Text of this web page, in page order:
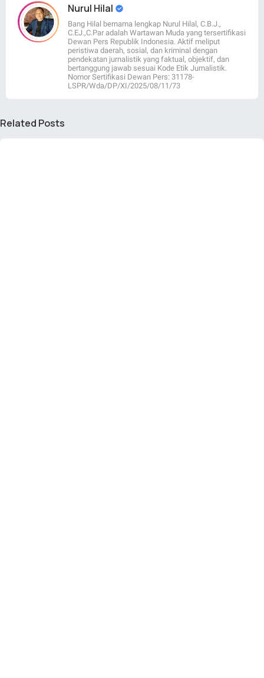
Nurul Hilal
Bang Hilal bernama lengkap Nurul Hilal, C.B.J.,
C.EJ.,C.Par adalah Wartawan Muda yang tersertifikasi
Dewan Pers Republik Indonesia. Aktif meliput
peristiwa daerah, sosial, dan kriminal dengan
pendekatan jurnalistik yang faktual, objektif, dan
bertanggung jawab sesuai Kode Etik Jurnalistik.
Nomor Sertifikasi Dewan Pers: 31178-
LSPR/Wda/DP/XI/2025/08/11/73
Related Posts